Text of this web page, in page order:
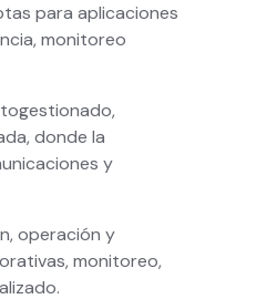
para aplicaciones
monitoreo
donde la
y
operación y
monitoreo,